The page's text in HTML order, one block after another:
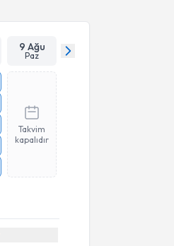
9 Ağu
Paz
Takvim
kapalıdır